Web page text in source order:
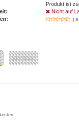
Produkt ist
Nicht auf
|
steckbar